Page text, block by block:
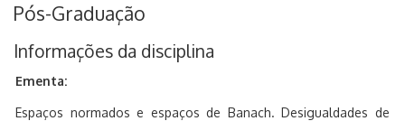
Pós-Graduação
Informações da disciplina
Ementa:
Espaços normados e espaços de Banach. Desigualdades de